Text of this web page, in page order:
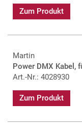
Zum Produkt
Martin
Power DMX Kabel,
Art.-Nr.: 4028930
Zum Produkt